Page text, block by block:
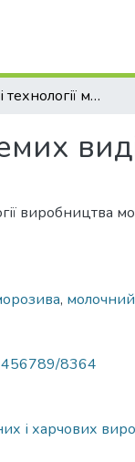
Особливості технології морозива окремих видів
виробництва
,
8364
і харчових